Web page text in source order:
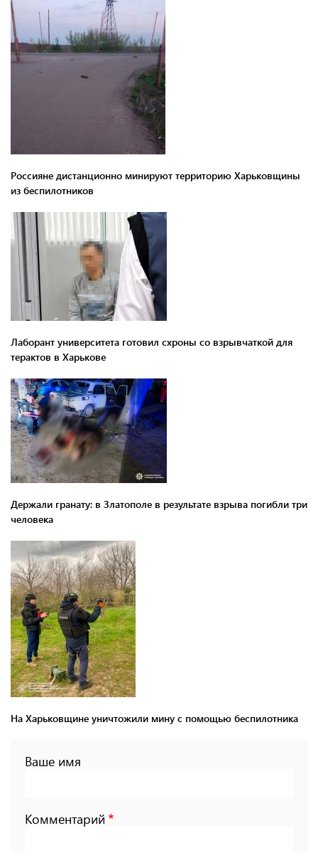
Россияне дистанционно минируют территорию Харьковщины
из беспилотников
Лаборант университета готовил схроны со взрывчаткой для
терактов в Харькове
Держали гранату: в Златополе в результате взрыва погибли три
человека
На Харьковщине уничтожили мину с помощью беспилотника
Ваше имя
Комментарий